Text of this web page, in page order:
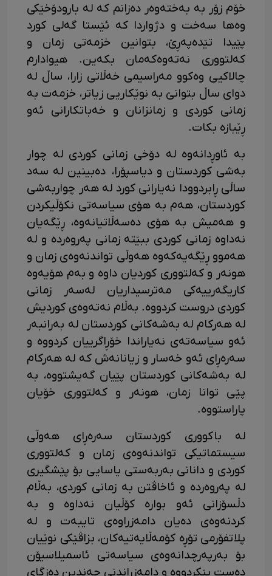
خۆم زۆر بە بەختەوەر دەزانم کە لە بارودۆخێکی
وەها سەخت و دژواردا کە ئێستا گەلی کورد
پێیدا تێدەپەڕێ، بتوانین خزمەتی زمان و
کەلتووری نەتەوەکەمان بکەین. هیوادارم
چالاکیی وەکوو مەراسیمی خەڵاتی زارا، ساڵ لە
دوای ساڵ بتوانێ بە نوێکاریی زیاتر، خزمەت بە
زمانی کوردی و زمانزانان و خەباتکارانی ئەو
ڕێبازە بکات.
بە ئاوڕدانەوە لە دۆخی زمانی کوردی لە چوار
بەشی کوردستان و دیاسپۆرا، دەبینین لە سەد
ساڵی ڕابردوودا نەیارانی کورد لە هەر چواربەشی
کوردستان، هەم بە هۆی سیاسەتی نکۆڵیکردن
و هەمیش بە هۆی دەسەڵاتیانەوە، ڕێگەیان
نەداوە زمانی کوردی ببێتە زمانی پەروەردە و لە
هەموو ڕێگەیەکەوە هەوڵی تواندنەوەی زمان و
هونەر و کەلتووری کوردیان داوە و بەم هۆیەوە
کاریگەرییەکی مەترسیداریان لەسەر زمانی
کوردی دروست کردووە. بەڵام نەتەوەی کوردیش
لە هەرکام لە بەشەکانی کوردستان لە بەرانبەر
ئەو سیاسەتەی نەیاراندا خۆڕاگرییان کردووە و
سەرەڕای ئەو خەسار و زیانانەش کە لە هەرکام
لە بەشەکانی کوردستان پێیان گەیشتووە، بە
پێی توانا زمان، هونەر و کەلتووری خۆیان
پاراستووە.
لە باکووری کوردستان سەرەڕای هەوڵی
سیستماتیکی تواندنەوەی زمان و کەلتووری
کوردی و دانانی بەربەستی یاسایی بۆ پێشگیری
لە پەروەردە و ئاخاڤتن بە زمانی کوردی، بەڵام
دڵسۆزانی ئەو بوارە کۆڵیان نەداوە و بە
کردنەوەی دەیان دامەزراوەی تایبەت و لە
پلاتفۆرمی تۆڕە کۆمەڵایەتیەکان، بزاڤێکی نوێیان
بۆ بەرپەرچدانەوەی سیاسەتی ئاسمیلاسیۆن
دەست پێکردووە و دامەزراندنی چەندین دەزگای